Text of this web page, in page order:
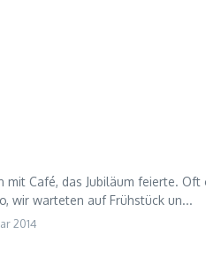
mit Café, das Jubiläum feierte.
wir warteten auf Frühstück un...
2014